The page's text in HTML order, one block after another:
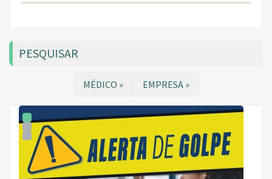
PESQUISAR
MÉDICO » EMPRESA »
1
2